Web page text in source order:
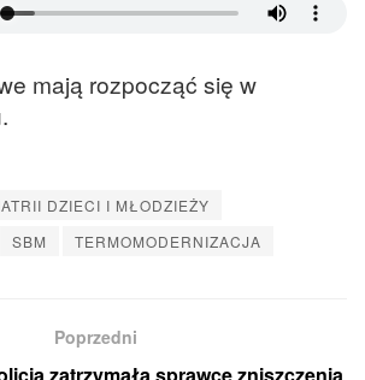
mają rozpocząć się w
DZIECI I MŁODZIEŻY
SBM TERMOMODERNIZACJA
Poprzedni